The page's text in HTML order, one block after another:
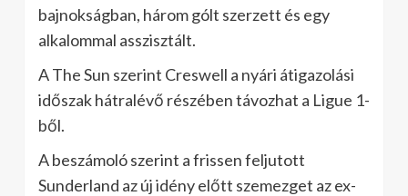
bajnokságban, három gólt szerzett és egy
alkalommal asszisztált.
A The Sun szerint Creswell a nyári átigazolási
időszak hátralévő részében távozhat a Ligue 1-
ből.
A beszámoló szerint a frissen feljutott
Sunderland az új idény előtt szemezget az ex-